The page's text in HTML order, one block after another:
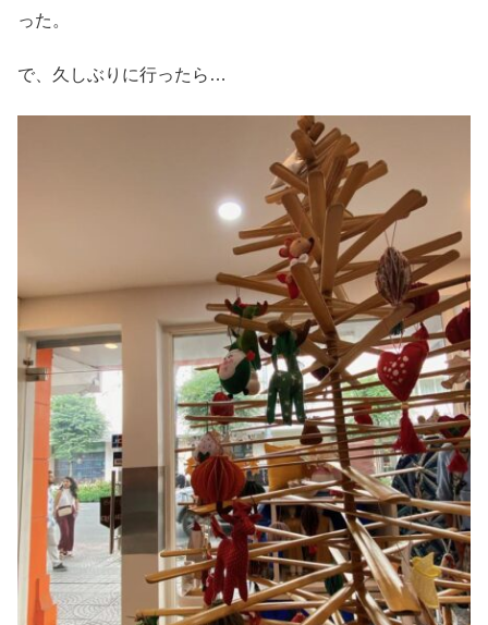
った。
で、久しぶりに行ったら…